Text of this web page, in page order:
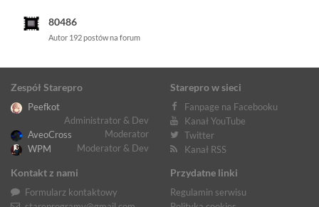
80486
Autor 192 postów na forum
Zespół Starepro
Peefkot
Administrator & Dev
AveoCross
Moderator
WPM
Moderator & Dev
Starepro w sieci
Fanpage na Facebooku
Kanał YouTube
Twitter
Kanał RSS
Kontakt z nami
Formularz kontaktowy
Przydatne linki
Regulamin serwisu